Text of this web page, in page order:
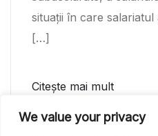
We value your privacy
situații în care
[…]
Citește mai mult